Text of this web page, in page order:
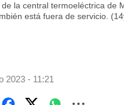
la central termoeléctrica de
está fuera de servicio.
2023 - 11:21